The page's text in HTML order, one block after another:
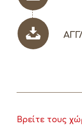
Βρείτε τους